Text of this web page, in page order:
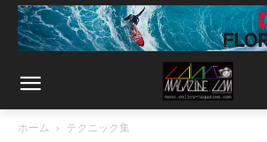
ホーム
テクニック集